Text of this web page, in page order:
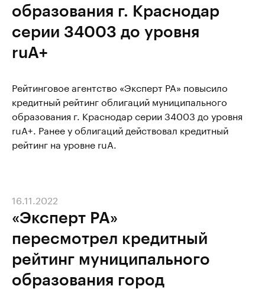
образования г. Краснодар
серии 34003 до уровня
ruА+
Рейтинговое агентство «Эксперт РА» повысило
кредитный рейтинг облигаций муниципального
образования г. Краснодар серии 34003 до уровня
ruА+. Ранее у облигаций действовал кредитный
рейтинг на уровне ruA.
«Эксперт РА»
пересмотрел кредитный
рейтинг муниципального
образования город
16.11.2022